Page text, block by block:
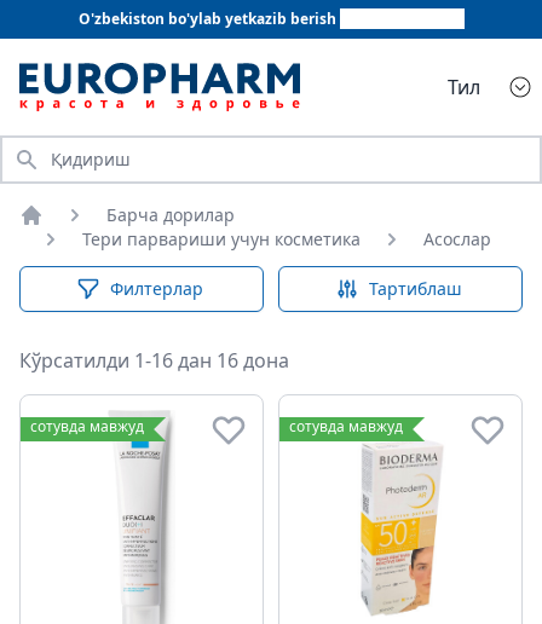
O'zbekiston bo'ylab yetkazib berish
Тил
Қидириш
Бош саҳифа
Барча дорилар
Тери парвариши учун косметика
Асослар
Филтерлар Тартиблаш
Кўрсатилди 1-16 дан 16 дона
Асослар
сотувда мавжуд сотувда мавжуд